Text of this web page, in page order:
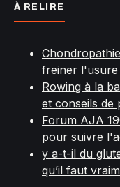
À RELIRE
freiner l'usure
Rowing à la
et conseils de
Forum AJA
pour suivre
y a-t-il du
qu’il faut